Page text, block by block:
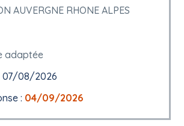
AUVERGNE RHONE ALPES
adaptée
07/08/2026
: 04/09/2026